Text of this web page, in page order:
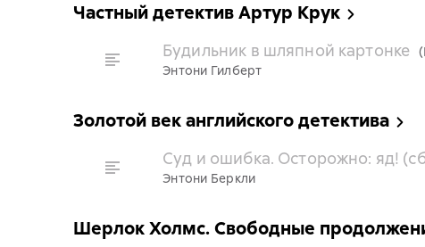
Частный детектив Артур Крук
Будильник в шляпной картонке
Энтони Гилберт
Золотой век английского детектива
Суд и ошибка. Осторожно: яд!
Энтони Беркли
Шерлок Холмс. Свободные